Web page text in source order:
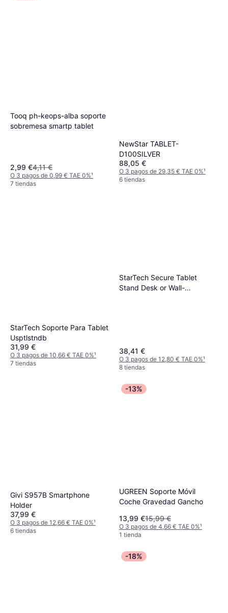
Tooq ph-keops-alba soporte
sobremesa smartp tablet
2,99 €4,11 €
O 3 pagos de 0,99 € TAE 0%¹
7 tiendas
NewStar TABLET-
D100SILVER
88,05 €
O 3 pagos de 29,35 € TAE 0%¹
6 tiendas
StarTech Soporte Para Tablet
Usptlstndb
31,99 €
O 3 pagos de 10,66 € TAE 0%¹
7 tiendas
StarTech Secure Tablet
Stand Desk or Wall-
38,41 €
O 3 pagos de 12,80 € TAE 0%¹
8 tiendas
Givi S957B Smartphone
Holder
37,99 €
O 3 pagos de 12,66 € TAE 0%¹
6 tiendas
-13%
UGREEN Soporte Móvil
Coche Gravedad Gancho
13,99 €15,99 €
O 3 pagos de 4,66 € TAE 0%¹
1 tienda
-18%